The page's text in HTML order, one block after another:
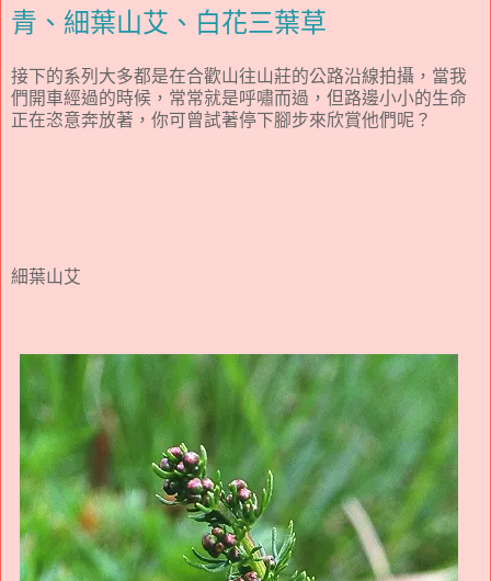
青、細葉山艾、白花三葉草
接下的系列大多都是在合歡山往山莊的公路沿線拍攝，當我
們開車經過的時候，常常就是呼嘯而過，但路邊小小的生命
正在恣意奔放著，你可曾試著停下腳步來欣賞他們呢？
細葉山艾